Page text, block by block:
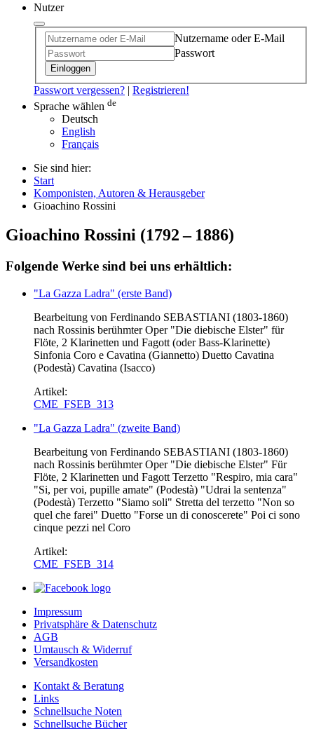
Nutzer
Nutzername oder E-Mail
Passwort
Einloggen
Passwort vergessen? | Registrieren!
Sprache wählen de
Deutsch
English
Français
Sie sind hier:
Start
Komponisten, Autoren & Herausgeber
Gioachino Rossini
Gioachino Rossini (1792– 1886)
Folgende Werke sind bei uns erhältlich:
"La Gazza Ladra" (erste Band)
Bearbeitung von Ferdinando SEBASTIANI (1803-1860)
nach Rossinis berühmter Oper "Die diebische Elster" für
Flöte, 2 Klarinetten und Fagott (oder Bass-Klarinette)
Sinfonia Coro e Cavatina (Giannetto) Duetto Cavatina
(Podestà) Cavatina (Isacco)
Artikel:
CME_FSEB_313
"La Gazza Ladra" (zweite Band)
Bearbeitung von Ferdinando SEBASTIANI (1803-1860)
nach Rossinis berühmter Oper "Die diebische Elster" Für
Flöte, 2 Klarinetten und Fagott Terzetto "Respiro, mia cara"
"Si, per voi, pupille amate" (Podestà) "Udrai la sentenza"
(Podestà) Terzetto "Siamo soli" Stretta del terzetto "Non so
quel che farei" Duetto "Forse un di conoscerete" Poi ci sono
cinque pezzi nel Coro
Artikel:
CME_FSEB_314
Impressum
Privatsphäre & Datenschutz
AGB
Umtausch & Widerruf
Versandkosten
Kontakt & Beratung
Links
Schnellsuche Noten
Schnellsuche Bücher